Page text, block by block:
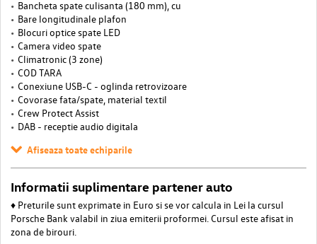
Bancheta spate culisanta (180 mm), cu
Bare longitudinale plafon
Blocuri optice spate LED
Camera video spate
Climatronic (3 zone)
COD TARA
Conexiune USB-C - oglinda retrovizoare
Covorase fata/spate, material textil
Crew Protect Assist
DAB - receptie audio digitala
Afiseaza toate echiparile
Informatii suplimentare partener auto
♦ Preturile sunt exprimate in Euro si se vor calcula in Lei la cursul
Porsche Bank valabil in ziua emiterii proformei. Cursul este afisat in
zona de birouri.